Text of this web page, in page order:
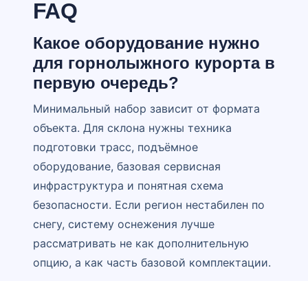
FAQ
Какое оборудование нужно
для горнолыжного курорта в
первую очередь?
Минимальный набор зависит от формата
объекта. Для склона нужны техника
подготовки трасс, подъёмное
оборудование, базовая сервисная
инфраструктура и понятная схема
безопасности. Если регион нестабилен по
снегу, систему оснежения лучше
рассматривать не как дополнительную
опцию, а как часть базовой комплектации.